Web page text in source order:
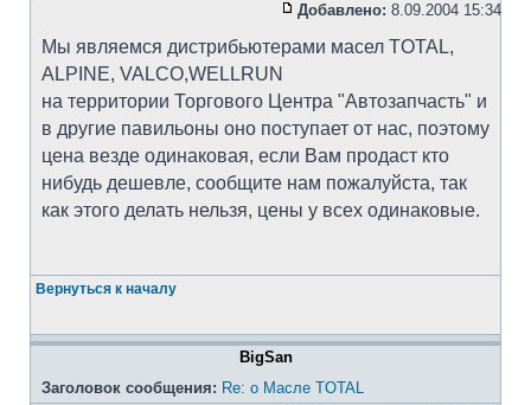
Добавлено: 8.09.2004 15:34
Мы являемся дистрибьютерами масел TOTAL,
ALPINE, VALCO,WELLRUN
на территории Торгового Центра "Автозапчасть" и
в другие павильоны оно поступает от нас, поэтому
цена везде одинаковая, если Вам продаст кто
нибудь дешевле, сообщите нам пожалуйста, так
как этого делать нельзя, цены у всех одинаковые.
Вернуться к началу
BigSan
Заголовок сообщения: Re: о Масле TOTAL